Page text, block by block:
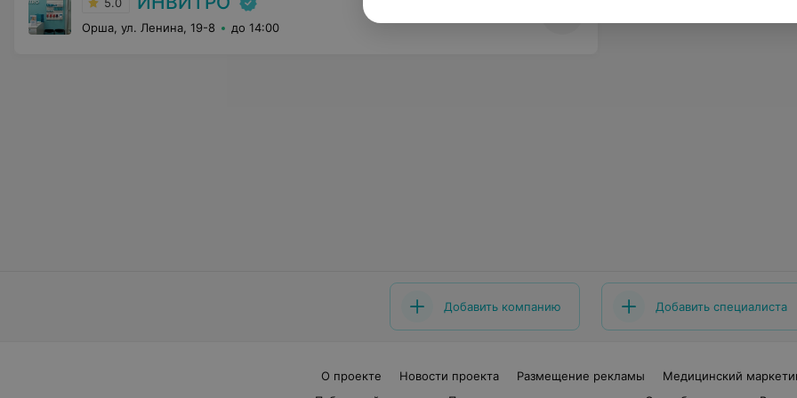
Орша, ул. Ленина, 19-8 до 14:00
Добавить компанию Добавить специалиста
О проекте Новости проекта Размещение рекламы
Медицинский